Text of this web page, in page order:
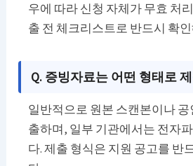
우에 따라 신청 자체가 무효 처
출 전 체크리스트로 반드시 확
Q. 증빙자료는 어떤 형태로
일반적으로 원본 스캔본이나 공
출하며, 일부 기관에서는 전자
다. 제출 형식은 지원 공고를 반